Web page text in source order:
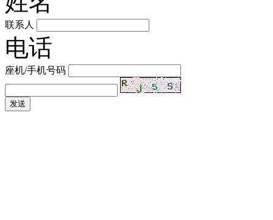
联系人
电话
座机/手机号码